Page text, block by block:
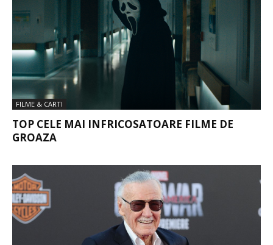
FILME & CARTI
TOP CELE MAI INFRICOSATOARE FILME DE
GROAZA